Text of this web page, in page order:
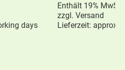
days
Enthält 19% MwSt.
zzgl. Versand
Lieferzeit: approx.